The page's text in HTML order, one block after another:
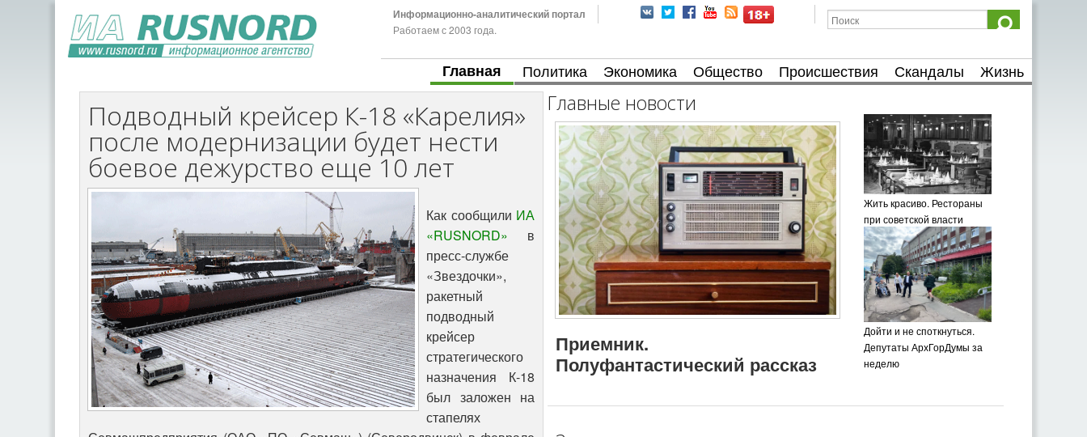
Информационно-аналитический портал
Работаем с 2003 года.
Главная Политика Экономика Общество Происшествия Скандалы Жизнь
Подводный крейсер К-18 «Карелия»
после модернизации будет нести
боевое дежурство еще 10 лет
Как сообщили ИА
«RUSNORD» в
пресс-службе
«Звездочки»,
ракетный
подводный
крейсер
стратегического
назначения К-18
был заложен на
стапелях
Главные новости
Приемник.
Полуфантастический рассказ
Жить красиво. Рестораны
при советской власти
Дойти и не споткнуться.
Депутаты АрхГорДумы за
неделю